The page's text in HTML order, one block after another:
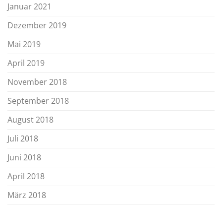
Januar 2021
Dezember 2019
Mai 2019
April 2019
November 2018
September 2018
August 2018
Juli 2018
Juni 2018
April 2018
März 2018